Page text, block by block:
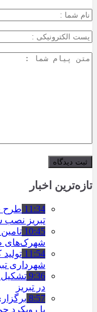
تازه‌ترین اخبار
11:34 طرح
تبریز نصب
10:45
شهرک‌های
11:54
شهرداری تبریز به مرز
9:36
در تبریز
8:57
با رویکرد